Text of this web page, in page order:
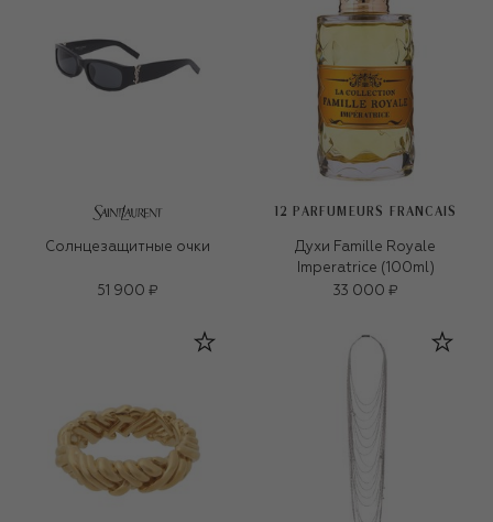
Солнцезащитные очки
51 900 ₽
12 PARFUMEURS FRANCAIS
Духи Famille Royale
Imperatrice (100ml)
33 000 ₽